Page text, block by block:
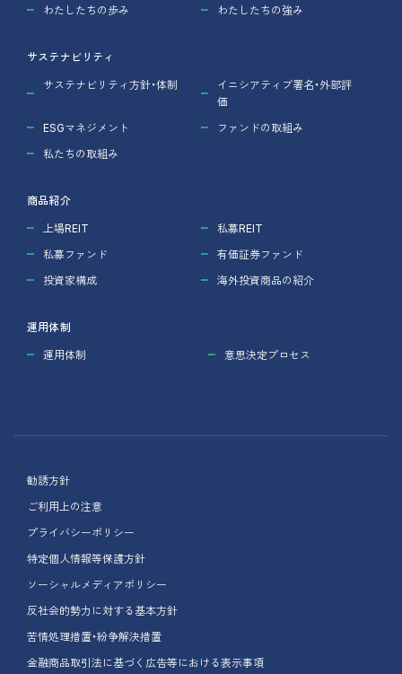
わたしたちの歩み
わたしたちの強み
サステナビリティ
サステナビリティ方針・体制
イニシアティブ署名・外部評
価
ESGマネジメント
ファンドの取組み
私たちの取組み
商品紹介
上場REIT
私募REIT
私募ファンド
有価証券ファンド
投資家構成
海外投資商品の紹介
運用体制
運用体制
意思決定プロセス
勧誘方針
ご利用上の注意
プライバシーポリシー
特定個人情報等保護方針
ソーシャルメディアポリシー
反社会的勢力に対する基本方針
苦情処理措置・紛争解決措置
金融商品取引法に基づく広告等における表示事項